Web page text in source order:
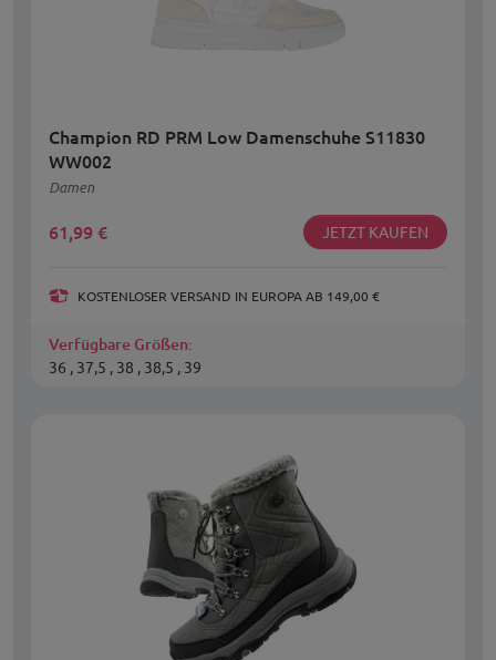
Champion RD PRM Low Damenschuhe S11830
WW002
Damen
61,99 € JETZT KAUFEN
KOSTENLOSER VERSAND IN EUROPA AB 149,00 €
Verfügbare Größen:
36 , 37,5 , 38 , 38,5 , 39